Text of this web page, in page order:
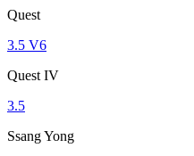
Quest
3.5 V6
Quest IV
3.5
Ssang Yong